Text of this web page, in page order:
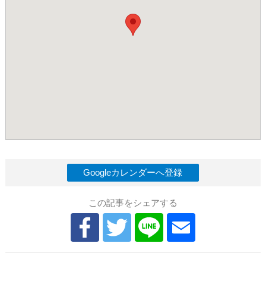
Googleカレンダーへ登録
この記事をシェアする